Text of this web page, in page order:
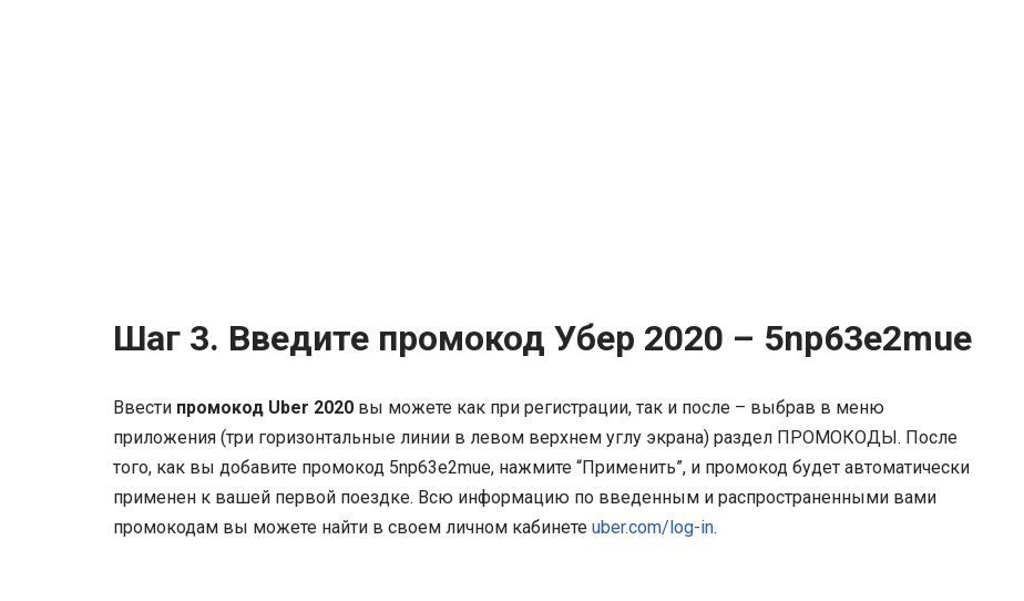
Шаг 3. Введите промокод Убер 2020 – 5np63e2mue
Ввести промокод Uber 2020 вы можете как при регистрации, так и после – выбрав в меню
приложения (три горизонтальные линии в левом верхнем углу экрана) раздел ПРОМОКОДЫ. После
того, как вы добавите промокод 5np63e2mue, нажмите “Применить”, и промокод будет автоматически
применен к вашей первой поездке. Всю информацию по введенным и распространенными вами
промокодам вы можете найти в своем личном кабинете uber.com/log-in.